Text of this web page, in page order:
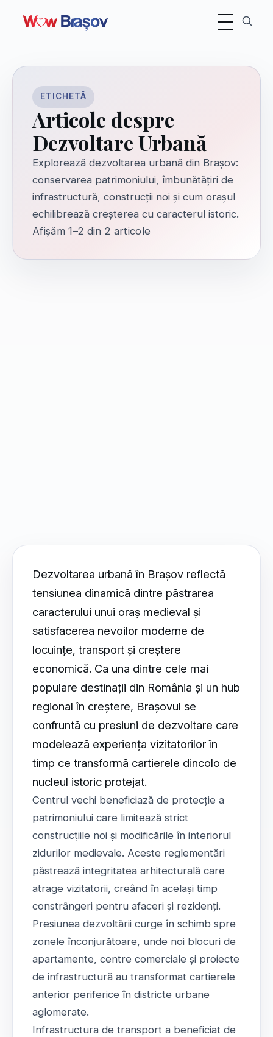
Comutare
ETICHETĂ
Articole despre
Dezvoltare Urbană
Explorează dezvoltarea urbană din Brașov:
conservarea patrimoniului, îmbunătățiri de
infrastructură, construcții noi și cum orașul
echilibrează creșterea cu caracterul istoric.
Afișăm 1–2 din 2 articole
Dezvoltarea urbană în Brașov reflectă
tensiunea dinamică dintre păstrarea
caracterului unui oraș medieval și
satisfacerea nevoilor moderne de
locuințe, transport și creștere
economică. Ca una dintre cele mai
populare destinații din România și un hub
regional în creștere, Brașovul se
confruntă cu presiuni de dezvoltare care
modelează experiența vizitatorilor în
timp ce transformă cartierele dincolo de
nucleul istoric protejat.
Centrul vechi beneficiază de protecție a
patrimoniului care limitează strict
construcțiile noi și modificările în interiorul
zidurilor medievale. Aceste reglementări
păstrează integritatea arhitecturală care
atrage vizitatorii, creând în același timp
constrângeri pentru afaceri și rezidenți.
Presiunea dezvoltării curge în schimb spre
zonele înconjurătoare, unde noi blocuri de
apartamente, centre comerciale și proiecte
de infrastructură au transformat cartierele
anterior periferice în districte urbane
aglomerate.
Infrastructura de transport a beneficiat de